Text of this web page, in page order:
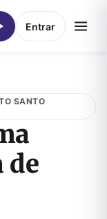
Entrar
SANTO
de